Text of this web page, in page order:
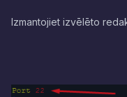
Izmantojiet izvēlēto